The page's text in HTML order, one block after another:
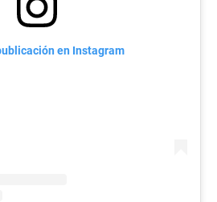
en Instagram